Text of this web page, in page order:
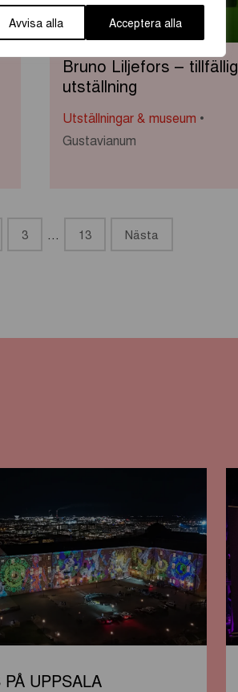
Avvisa alla Acceptera alla
Bruno Liljefors – tillfällig
utställning
Utställningar & museum
Gustavianum
3 … 13 Nästa
PÅ UPPSALA